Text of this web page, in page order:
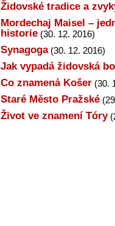
Židovské tradice a
Mordechaj Maisel –
historie (30. 12. 2016)
Synagoga(30. 12. 2016)
Jak vypadá židovská
Co znamená Košer (30.
Staré Město Pražské
Život ve znamení Tóry